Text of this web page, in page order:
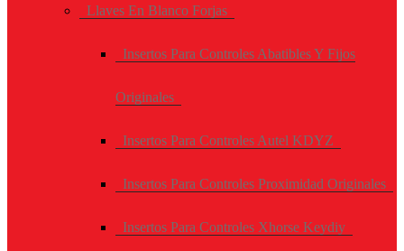
Llaves En Blanco Forjas
Insertos Para Controles Abatibles Y Fijos
Originales
Insertos Para Controles Autel KDYZ
Insertos Para Controles Proximidad Originales
Insertos Para Controles Xhorse Keydiy